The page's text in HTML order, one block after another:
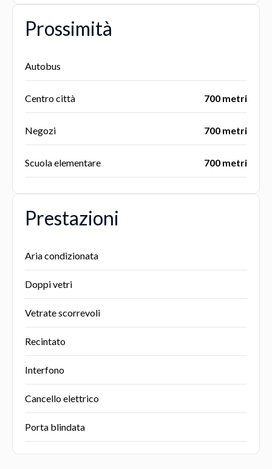
Prossimità
Autobus
Centro città 700 metri
Negozi 700 metri
Scuola elementare 700 metri
Prestazioni
Aria condizionata
Doppi vetri
Vetrate scorrevoli
Recintato
Interfono
Cancello elettrico
Porta blindata